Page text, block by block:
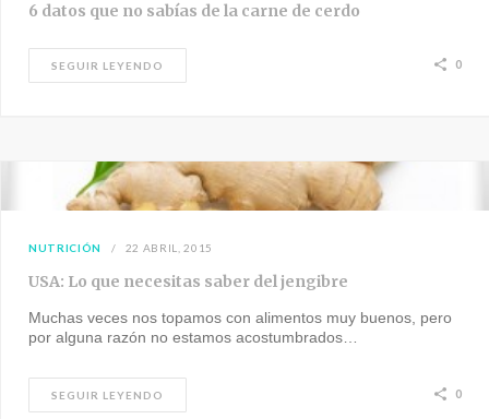
6 datos que no sabías de la carne de cerdo
SEGUIR LEYENDO 0
NUTRICIÓN 22 ABRIL, 2015
USA: Lo que necesitas saber del jengibre
Muchas veces nos topamos con alimentos muy buenos, pero
por alguna razón no estamos acostumbrados…
SEGUIR LEYENDO 0